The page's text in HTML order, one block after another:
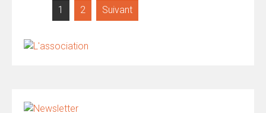
Pagination
publications
1 2 Suivant